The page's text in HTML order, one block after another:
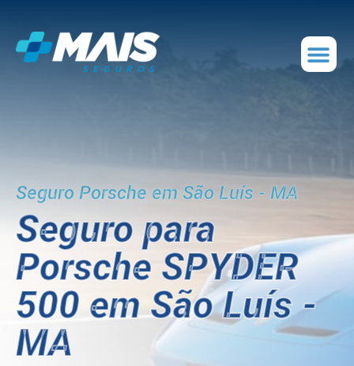
Seguro Porsche em São Luís - MA
Seguro para
Porsche SPYDER
500 em São Luís -
MA